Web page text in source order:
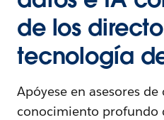
de los
tecnología
Apóyese en asesores
conocimiento profundo